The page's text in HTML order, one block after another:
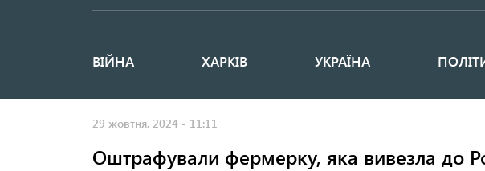
Основная
ВІЙНА ХАРКІВ УКРАЇНА
29 жовтня, 2024 - 11:11
Оштрафували фермерку, яка вивезла до